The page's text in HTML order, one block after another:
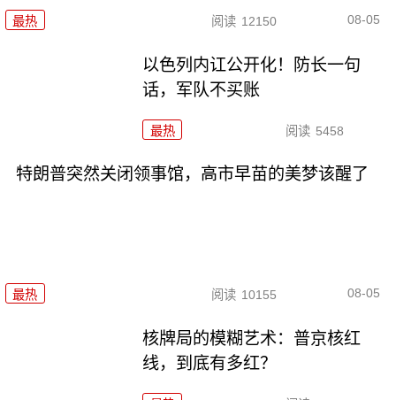
最热 阅读 12150 08-05
以色列内讧公开化！防长一句
话，军队不买账
最热 阅读 5458
特朗普突然关闭领事馆，高市早苗的美梦该醒了
最热 阅读 10155 08-05
核牌局的模糊艺术：普京核红
线，到底有多红？